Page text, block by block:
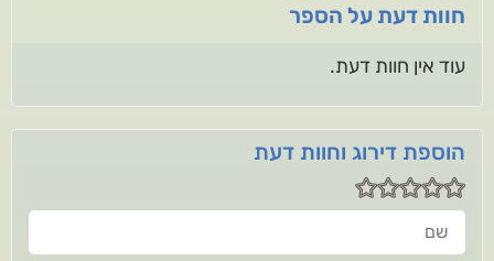
חוות דעת על הספר
עוד אין חוות דעת.
הוספת דירוג וחוות דעת
שם